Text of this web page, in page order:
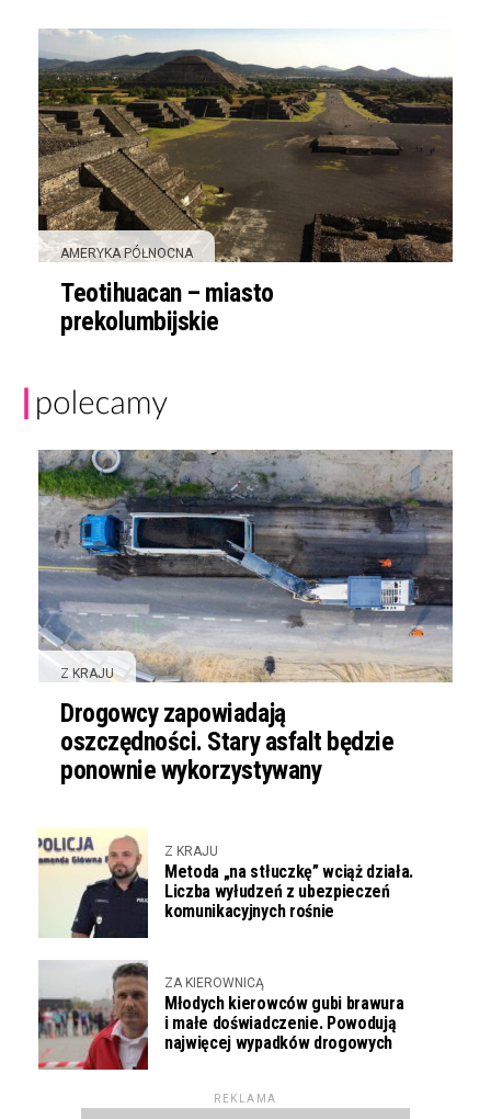
AMERYKA PÓŁNOCNA
Teotihuacan – miasto
prekolumbijskie
Z KRAJU
Drogowcy zapowiadają
oszczędności. Stary asfalt będzie
ponownie wykorzystywany
Z KRAJU
Metoda „na stłuczkę” wciąż działa.
Liczba wyłudzeń z ubezpieczeń
komunikacyjnych rośnie
ZA KIEROWNICĄ
Młodych kierowców gubi brawura
i małe doświadczenie. Powodują
najwięcej wypadków drogowych
REKLAMA